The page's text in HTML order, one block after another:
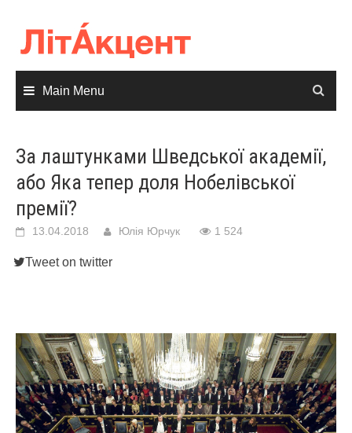
content
Main Menu
За лаштунками Шведської академії,
або Яка тепер доля Нобелівської
премії?
13.04.2018 Юлія Юрчук 1 524
Tweet on twitter